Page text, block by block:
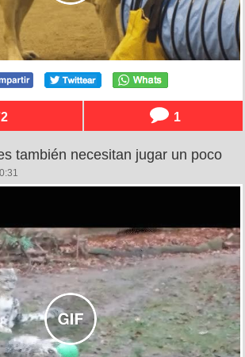
1
también necesitan jugar un poco